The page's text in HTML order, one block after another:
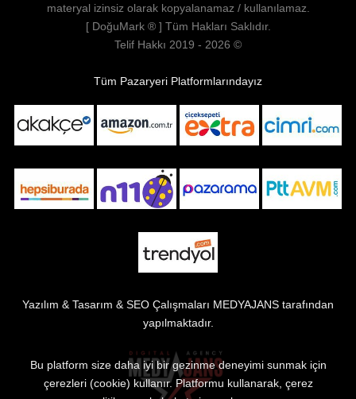
materyal izinsiz olarak kopyalanamaz / kullanılamaz.
[ DoğuMark® ] Tüm Hakları Saklıdır.
Telif Hakkı 2019 - 2026 ©
Tüm Pazaryeri Platformlarındayız
Yazılım & Tasarım & SEO Çalışmaları MEDYAJANS tarafından
yapılmaktadır.
Bu platform size daha iyi bir gezinme deneyimi sunmak için
çerezleri (cookie) kullanır. Platformu kullanarak, çerez